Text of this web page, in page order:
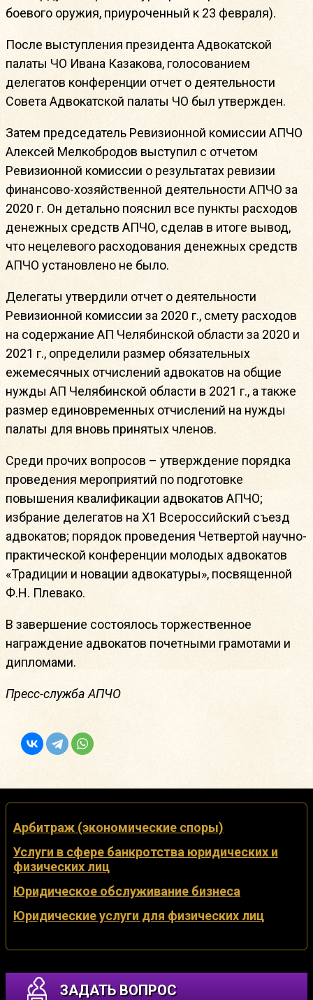
боевого оружия, приуроченный к 23 февраля).
После выступления президента Адвокатской
палаты ЧО Ивана Казакова, голосованием
делегатов конференции отчет о деятельности
Совета Адвокатской палаты ЧО был утвержден.
Затем председатель Ревизионной комиссии АПЧО
Алексей Мелкобродов выступил с отчетом
Ревизионной комиссии о результатах ревизии
финансово-хозяйственной деятельности АПЧО за
2020 г. Он детально пояснил все пункты расходов
денежных средств АПЧО, сделав в итоге вывод,
что нецелевого расходования денежных средств
АПЧО установлено не было.
Делегаты утвердили отчет о деятельности
Ревизионной комиссии за 2020 г., смету расходов
на содержание АП Челябинской области за 2020 и
2021 г., определили размер обязательных
ежемесячных отчислений адвокатов на общие
нужды АП Челябинской области в 2021 г., а также
размер единовременных отчислений на нужды
палаты для вновь принятых членов.
Среди прочих вопросов – утверждение порядка
проведения мероприятий по подготовке
повышения квалификации адвокатов АПЧО;
избрание делегатов на X1 Всероссийский съезд
адвокатов; порядок проведения Четвертой научно-
практической конференции молодых адвокатов
«Традиции и новации адвокатуры», посвященной
Ф.Н. Плевако.
В завершение состоялось торжественное
награждение адвокатов почетными грамотами и
дипломами.
Пресс-служба АПЧО
Арбитраж (экономические споры)
Услуги в сфере банкротства юридических и
физических лиц
Юридическое обслуживание бизнеса
Юридические услуги для физических лиц
ЗАДАТЬ ВОПРОС